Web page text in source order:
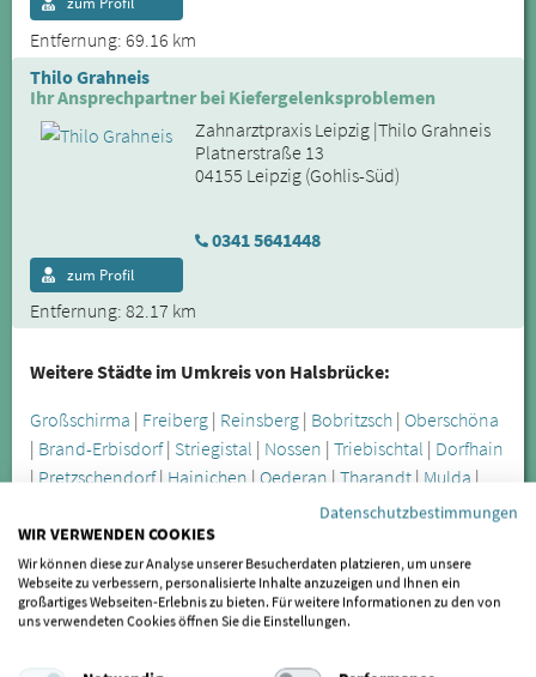
Entfernung: 69.16 km
Thilo Grahneis
Ihr Ansprechpartner bei Kiefergelenksproblemen
Zahnarztpraxis Leipzig |Thilo Grahneis
Platnerstraße 13
04155 Leipzig (Gohlis-Süd)
0341 5641448
Entfernung: 82.17 km
zum Profil
Weitere Städte im Umkreis von Halsbrücke:
Großschirma | Freiberg | Reinsberg | Bobritzsch | Oberschöna
| Brand-Erbisdorf| Striegistal | Nossen | Triebischtal | Dorfhain
| Pretzschendorf| Hainichen | Oederan | Tharandt | Mulda |
Gahlenz|
Großhartmannsdorf|Klipphausen
Niederstriegis|Falkenau|Rossau|Leubsdorf|Frauenstein
(Erzgebirge)|Freital|Frankenberg/Sa.
Datenschutzbestimmungen
WIR VERWENDEN COOKIES
Wir können diese zur Analyse unserer Besucherdaten platzieren, um unsere
Webseite zu verbessern, personalisierte Inhalte anzuzeigen und Ihnen ein
großartiges Webseiten-Erlebnis zu bieten. Für weitere Informationen zu den von
uns verwendeten Cookies öffnen Sie die Einstellungen.